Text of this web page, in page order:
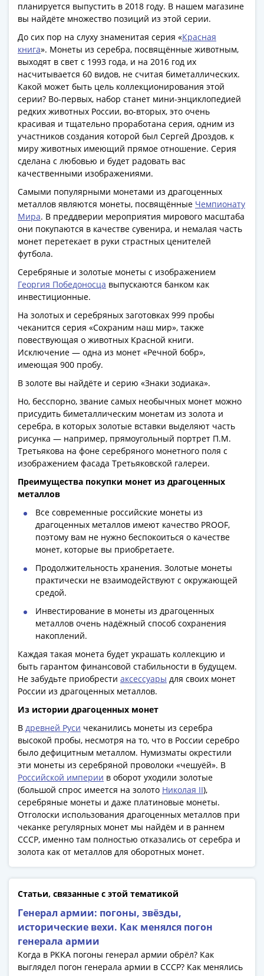
Византия
Золотая
Орда
Крымское
ханство
Речь
Посполитая
Священная
Римская
империя
Другие
Банкноты
Банкноты
1992
1993
1994
1995
1997
2001
2004
2010
2017
2022-
2025
Памятные
Банкноты
мира
Австралия
Океания
Азия
Америка
Африка
Европа
Смешанные
страны
Банкноты
1917
1923
1917
1918
1919
1920гг
1921
1922
1923
1924
1932
1934
1937
1938
1947
(1957)
1961
Засько)
1961
планируется выпустить в 2018 году. В нашем магазине
вы найдёте множество позиций из этой серии.
До сих пор на слуху знаменитая серия «Красная
книга». Монеты из серебра, посвящённые животным,
выходят в свет с 1993 года, и на 2016 год их
насчитывается 60 видов, не считая биметаллических.
Какой может быть цель коллекционирования этой
серии? Во-первых, набор станет мини-энциклопедией
редких животных России, во-вторых, это очень
красивая и тщательно проработана серия, одним из
участников создания которой был Сергей Дроздов, к
миру животных имеющий прямое отношение. Серия
сделана с любовью и будет радовать вас
качественными изображениями.
Самыми популярными монетами из драгоценных
металлов являются монеты, посвящённые Чемпионату
Мира. В преддверии мероприятия мирового масштаба
они покупаются в качестве сувенира, и немалая часть
монет перетекает в руки страстных ценителей
футбола.
Серебряные и золотые монеты с изображением
Георгия Победоносца выпускаются банком как
инвестиционные.
На золотых и серебряных заготовках 999 пробы
чеканится серия «Сохраним наш мир», также
повествующая о животных Красной книги.
Исключение — одна из монет «Речной бобр»,
имеющая 900 пробу.
В золоте вы найдёте и серию «Знаки зодиака».
Но, бесспорно, звание самых необычных монет можно
присудить биметаллическим монетам из золота и
серебра, в которых золотые вставки выделяют часть
рисунка — например, прямоугольный портрет П.М.
Третьякова на фоне серебряного монетного поля с
изображением фасада Третьяковской галереи.
Преимущества покупки монет из драгоценных
металлов
Все современные российские монеты из
драгоценных металлов имеют качество PROOF,
поэтому вам не нужно беспокоиться о качестве
монет, которые вы приобретаете.
Продолжительность хранения. Золотые монеты
практически не взаимодействуют с окружающей
средой.
Инвестирование в монеты из драгоценных
металлов очень надёжный способ сохранения
накоплений.
Каждая такая монета будет украшать коллекцию и
быть гарантом финансовой стабильности в будущем.
Не забудьте приобрести аксессуары для своих монет
России из драгоценных металлов.
Из истории драгоценных монет
В древней Руси чеканились монеты из серебра
высокой пробы, несмотря на то, что в России серебро
было дефицитным металлом. Нумизматы окрестили
эти монеты из серебряной проволоки «чешуёй». В
Российской империи в оборот уходили золотые
(большой спрос имеется на золото Николая II),
серебряные монеты и даже платиновые монеты.
Отголоски использования драгоценных металлов при
чеканке регулярных монет мы найдём и в раннем
СССР, именно там полностью отказались от серебра и
золота как от металлов для оборотных монет.
Статьи, связанные с этой тематикой
Генерал армии: погоны, звёзды,
исторические вехи. Как менялся погон
генерала армии
Когда в РККА погоны генерал армии обрёл? Как
выглядел погон генерала армии в СССР? Как менялись